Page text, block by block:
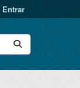
Entrar